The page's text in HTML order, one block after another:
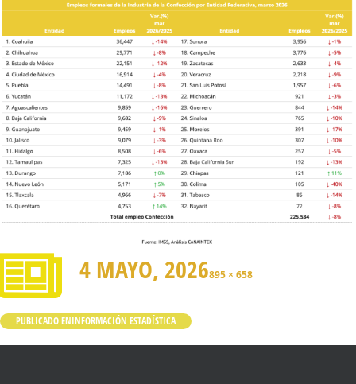
4 MAYO, 2026895 × 658
PUBLICADO ENINFORMACIÓN ESTADÍSTICA